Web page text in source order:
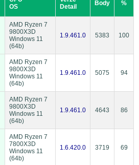
OS
Detail
Body %
AMD Ryzen 7
9800X3D
Windows 11
(64b)
1.9.461.0 5383 100
AMD Ryzen 7
9800X3D
Windows 11
(64b)
1.9.461.0 5075 94
AMD Ryzen 7
9800X3D
Windows 11
(64b)
1.9.461.0 4643 86
AMD Ryzen 7
7800X3D
Windows 11
(64b)
1.6.420.0 3719 69